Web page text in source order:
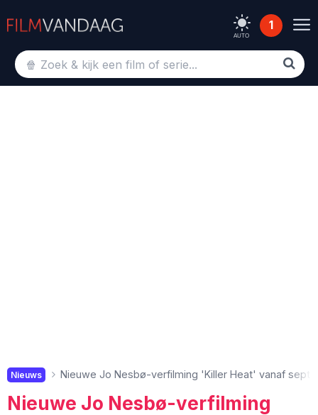
AUTO
1
Nieuws Nieuwe Jo Nesbø-verfilming 'Killer Heat' vanaf
Nieuwe Jo Nesbø-verfilming